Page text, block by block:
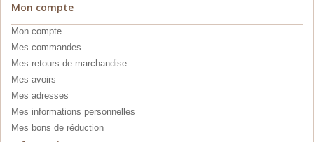
Mon compte
Mon compte
Mes commandes
Mes retours de marchandise
Mes avoirs
Mes adresses
Mes informations personnelles
Mes bons de réduction